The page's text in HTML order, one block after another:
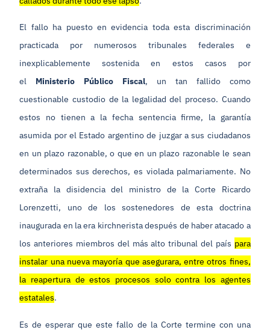
El fallo ha puesto en evidencia toda esta discriminación
practicada por numerosos tribunales federales e
inexplicablemente sostenida en estos casos por
el Ministerio Público Fiscal, un tan fallido como
cuestionable custodio de la legalidad del proceso. Cuando
estos no tienen a la fecha sentencia firme, la garantía
asumida por el Estado argentino de juzgar a sus ciudadanos
en un plazo razonable, o que en un plazo razonable le sean
determinados sus derechos, es violada palmariamente. No
extraña la disidencia del ministro de la Corte Ricardo
Lorenzetti, uno de los sostenedores de esta doctrina
inaugurada en la era kirchnerista después de haber atacado a
los anteriores miembros del más alto tribunal del país para
instalar una nueva mayoría que asegurara, entre otros fines,
la reapertura de estos procesos solo contra los agentes
estatales.
Es de esperar que este fallo de la Corte termine con una